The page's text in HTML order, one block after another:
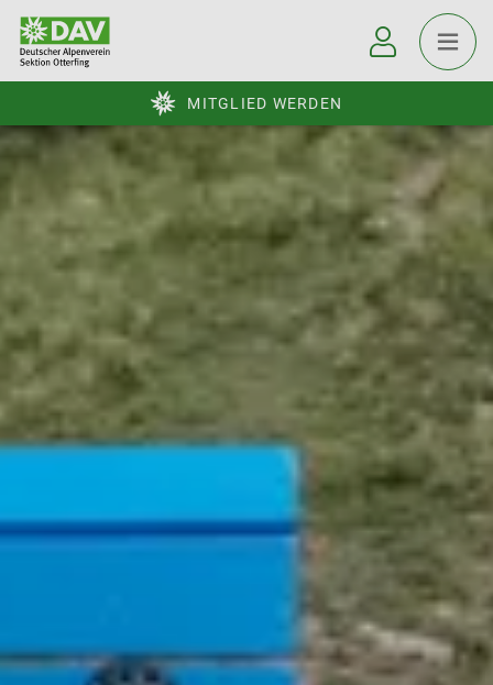
MITGLIED WERDEN